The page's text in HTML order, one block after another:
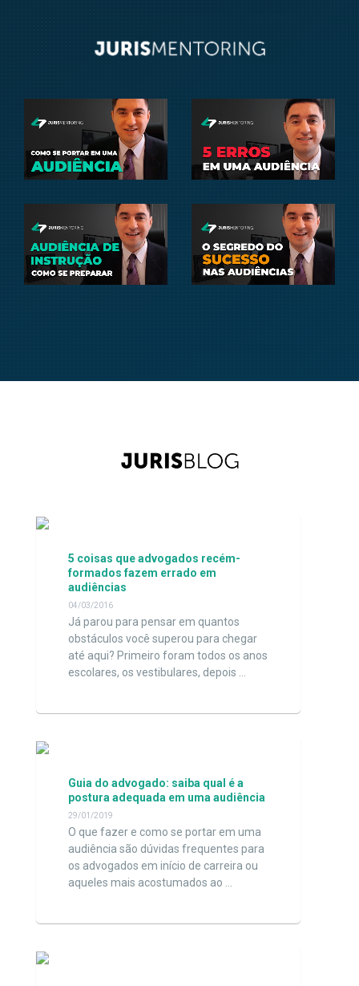
5 coisas que advogados recém-
formados fazem errado em
audiências
04/03/2016
Já parou para pensar em quantos
obstáculos você superou para chegar
até aqui? Primeiro foram todos os anos
escolares, os vestibulares, depois …
Guia do advogado: saiba qual é a
postura adequada em uma audiência
29/01/2019
O que fazer e como se portar em uma
audiência são dúvidas frequentes para
os advogados em início de carreira ou
aqueles mais acostumados ao …